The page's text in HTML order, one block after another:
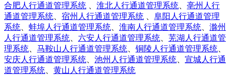
合肥人行通道管理系统 淮北人行通道管理系统
亳州人行
通道管理系统
宿州人行通道管理系统
阜阳人行通道管理
系统
蚌埠人行通道管理系统 淮南人行通道管理系统
滁州
人行通道管理系统
六安人行通道管理系统
芜湖人行通道管
理系统
马鞍山人行通道管理系统 铜陵人行通道管理系统
安庆人行通道管理系统
池州人行通道管理系统
宣城人行通
道管理系统
黄山人行通道管理系统